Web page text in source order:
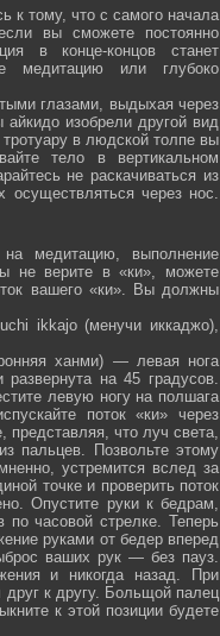
к тому, что с самого начала
вы сможете постоянно
в конце-концов станет
медитацию или глубоко
глазами, выдыхая через
изобрели другой вид
в людской толпе вы
тело в вертикальном
не раскачиваться из
через нос.
медитацию, выполнение
не верите в «ки», можете
вашего «ки». Вы должны
ikkajo (менучи иккаджо),
ханми) — левая нога
на 45 градусов.
левую ногу на полшага
поток «ки» через
представляя, что луч света,
пальцев. Позвольте этому
устремится вслед за
точке и проверить поток
Опустите руки к бедрам,
по часовой стрелке. Теперь
руками от бедер вперед
ваших рук — без пауз.
и никогда назад. При
к другу. Больщой палец
к этой позиции будете